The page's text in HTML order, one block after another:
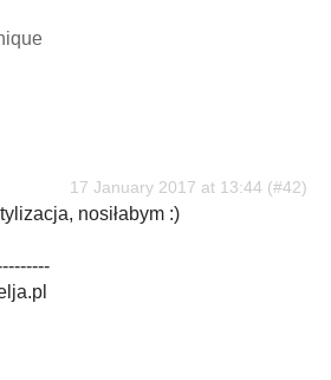
17 January 2017 at 13:44
nosiłabym :)